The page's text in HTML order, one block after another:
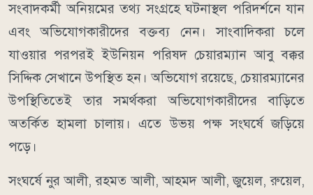
সংবাদকর্মী অনিয়মের তথ্য সংগ্রহে ঘটনাস্থল পরিদর্শনে যান
এবং অভিযোগকারীদের বক্তব্য নেন। সাংবাদিকরা চলে
যাওয়ার পরপরই ইউনিয়ন পরিষদ চেয়ারম্যান আবু বক্কর
সিদ্দিক সেখানে উপস্থিত হন। অভিযোগ রয়েছে, চেয়ারম্যানের
উপস্থিতিতেই তার সমর্থকরা অভিযোগকারীদের বাড়িতে
অতর্কিত হামলা চালায়। এতে উভয় পক্ষ সংঘর্ষে জড়িয়ে
পড়ে।
সংঘর্ষে নুর আলী, রহমত আলী, আহমদ আলী, জুয়েল, রুয়েল,